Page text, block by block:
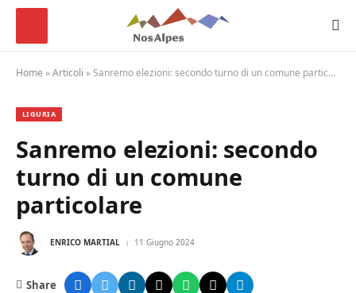
Home »Articoli »Sanremo elezioni: secondo turno di un comune particolare
LIGURIA
Sanremo elezioni: secondo
turno di un comune
particolare
ENRICO MARTIAL 11 Giugno 2024
Share